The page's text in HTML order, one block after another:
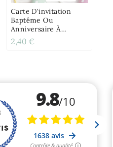
Carte D'invitation
Baptême Ou
Anniversaire À
Gratter - Minecraft
2,40 €